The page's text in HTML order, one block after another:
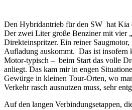
Den Hybridantrieb für den SW hat Kia
Der zwei Liter große Benziner mit vier
Direkteinspritzer. Ein reiner
Aufladung auskommt. Das ist insofern
Motor-typisch – beim Start das volle
anliegt. Das kam mir in engen
Gewürge in kleinen Tour-Orten, wo
Verkehr rasch ausnutzen muss, sehr
Auf den langen Verbindungsetappen,